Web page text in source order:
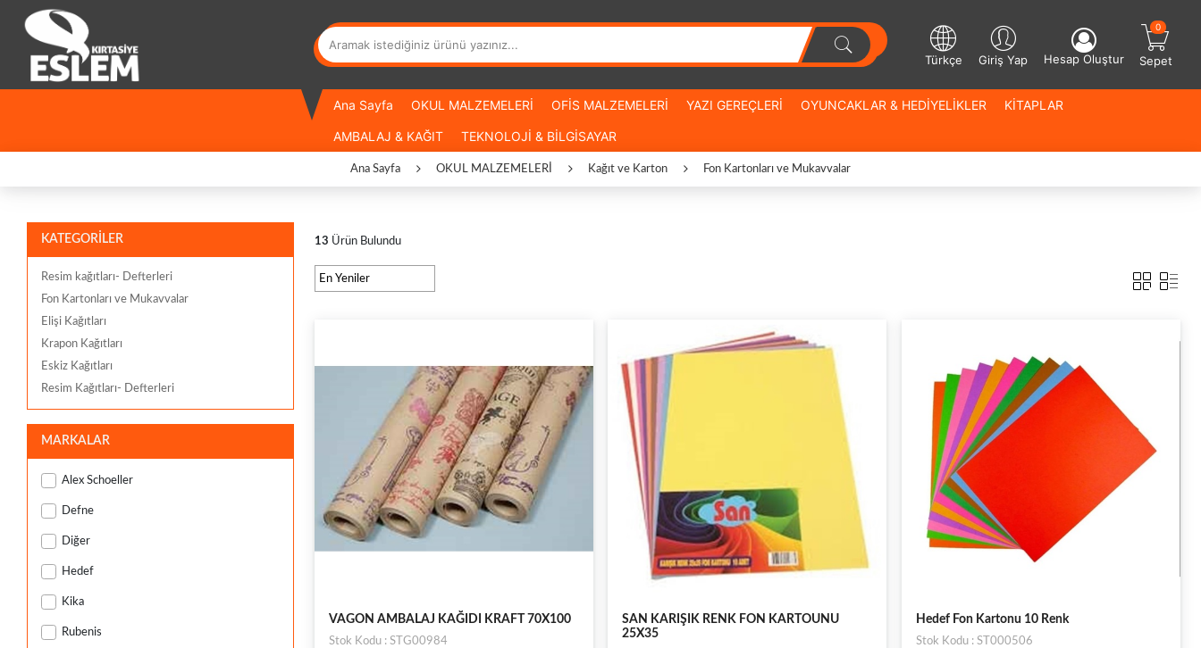
Sepet
0
Türkçe Giriş Yap Hesap Oluştur
Ana Sayfa OKUL MALZEMELERİ OFİS MALZEMELERİ YAZI GEREÇLERİ OYUNCAKLAR & HEDİYELİKLER KİTAPLAR
AMBALAJ & KAĞIT TEKNOLOJİ & BİLGİSAYAR
Ana Sayfa OKUL MALZEMELERİ Kağıt ve Karton Fon Kartonları ve Mukavvalar
KATEGORİLER
Resim kağıtları- Defterleri
Fon Kartonları ve Mukavvalar
Elişi Kağıtları
Krapon Kağıtları
Eskiz Kağıtları
Resim Kağıtları- Defterleri
MARKALAR
Alex Schoeller
Defne
Diğer
Hedef
Kika
Rubenis
13 Ürün Bulundu
VAGON AMBALAJ KAĞIDI KRAFT 70X100
Stok Kodu : STG00984
SAN KARIŞIK RENK FON KARTOUNU
25X35
Hedef Fon Kartonu 10 Renk
Stok Kodu : ST000506